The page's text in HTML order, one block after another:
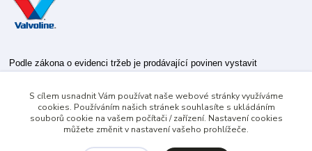
Podle zákona o evidenci tržeb je prodávající povinen vystavit
Zároveň je povinen zaevidovat přijatou tržbu u správce daně online; v
případě technického výpadku pak nejpozději do 48 hodin.
S cílem usnadnit Vám používat naše webové stránky využíváme
cookies. Používáním našich stránek souhlasíte s ukládáním
souborů cookie na vašem počítači / zařízení. Nastavení cookies
můžete změnit v nastavení vašeho prohlížeče.